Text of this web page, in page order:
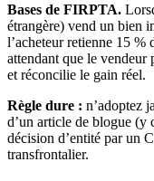
Bases de FIRPTA.
étrangère) vend un bien
l’acheteur retienne 15 %
attendant que le vendeur
et réconcilie le gain réel.
Règle dure : n’adoptez
d’un article de blogue (y
décision d’entité par un
transfrontalier.